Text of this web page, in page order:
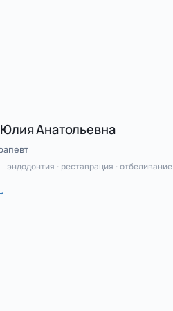
Анатольевна
эндодонтия · реставрация · отбеливание